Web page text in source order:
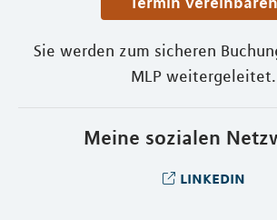
Sie werden zum sicheren
MLP weitergeleitet.
Meine sozialen
linkedin